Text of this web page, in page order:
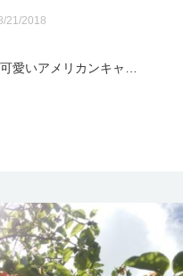
21/2018
愛いアメリカンキャ…